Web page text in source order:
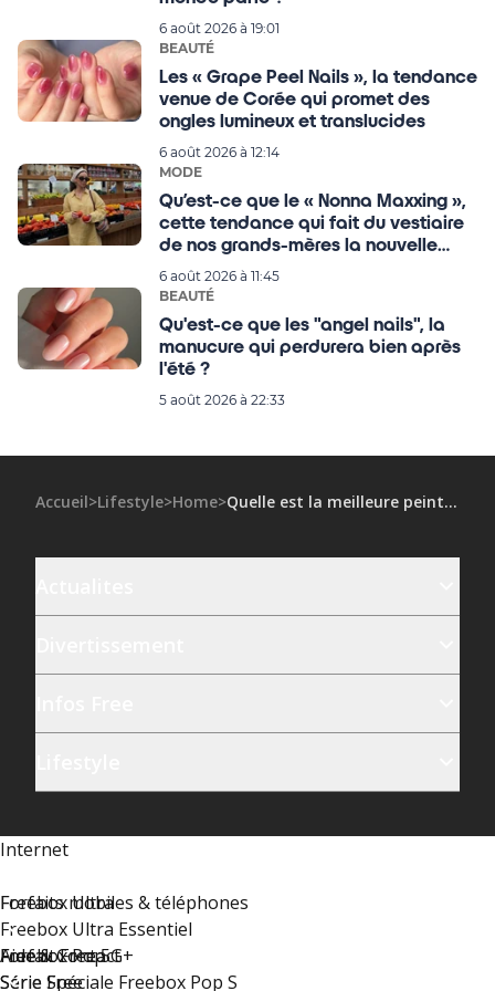
6 août 2026 à 19:01
BEAUTÉ
Les « Grape Peel Nails », la tendance
venue de Corée qui promet des
ongles lumineux et translucides
6 août 2026 à 12:14
MODE
Qu’est-ce que le « Nonna Maxxing »,
cette tendance qui fait du vestiaire
de nos grands-mères la nouvelle
référence mode de l’été ?
6 août 2026 à 11:45
BEAUTÉ
Qu'est-ce que les "angel nails", la
manucure qui perdurera bien après
l'été ?
5 août 2026 à 22:33
Accueil>Lifestyle>Home> Quelle est la meilleure peinture pour l’extérieur ?
Internet
Freebox Ultra
Freebox Ultra Essentiel
Freebox Pop
Série Spéciale Freebox Pop S
Forfaits mobiles & téléphones
Forfait Free 5G+
Série Free
Aide & Contact